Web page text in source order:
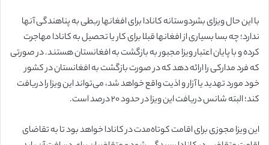
با این حال ویزای بشردوستانه کانادا برای افغانها ربطی به پناهندگی آنها
ندارد؛ چه بسا بسیاری از افغانها قبلا برای کار یا تحصیل به کانادا مهاجرت
کرده و با پایان اعتبار ویزا مجبور به بازگشت به افغانستان هستند. در صورتی
که فرد مدارکی را ارائه دهد که در صورت بازگشت به افغانستان در کشور
خود مورد تهدید یا آزار و اذیت واقع خواهد شد، می‌تواند این ویزا را دریافت
کند؛ البته شانس دریافت این ویزا در حدود ۲۰ درصد است.
این ویزا مجوزی برای اقامت کوتاه‌مدت در کانادا خواهد بود تا به تقاضای